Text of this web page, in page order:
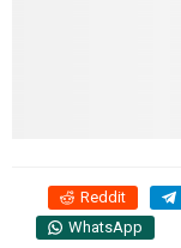
Reddit
WhatsApp